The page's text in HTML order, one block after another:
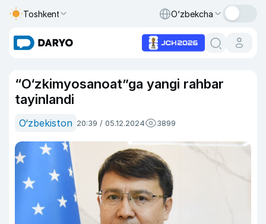
Toshkent O‘zbekcha
“O‘zkimyosanoat”ga yangi rahbar
tayinlandi
O‘zbekiston 20:39 / 05.12.2024 3899